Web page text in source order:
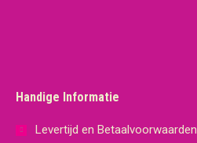
Handige Informatie
Levertijd en Betaalvoorwaarden